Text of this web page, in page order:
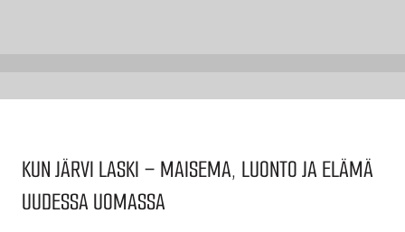
KUN JÄRVI LASKI – MAISEMA, LUONTO JA ELÄMÄ
UUDESSA UOMASSA